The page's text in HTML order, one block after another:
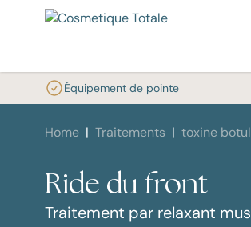
ÉPILATION LASER
épilation de la lèvre
Épilation définitive pour
Épilation transgenre
INJECTABLES
Relaxants musculaires
Tarifs des injectables
TRAITEMENTS AU
Épilation laser
Effacement de tatouage
Élimination des taches
pigmentaires
PLUS
Acné
Poils indésirables
Amelioration de la peau
INFORMATIONS
À propos de nous
CT Academy
Nos résultats
NOS
Prix promotionnels
Équipement de pointe
Home Traitements toxine
Ride du front
Traitement par relaxant